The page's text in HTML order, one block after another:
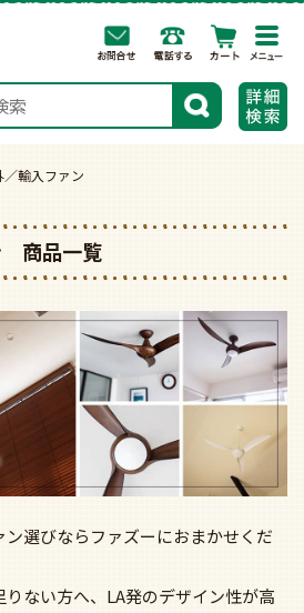
検索
／輸入ファン
商品一覧
選びならファズーにおまかせくだ
ない方へ、LA発のデザイン性が高